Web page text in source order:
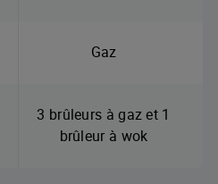
Gaz
3 brûleurs à gaz et 1
brûleur à wok